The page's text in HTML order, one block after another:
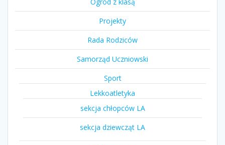
Projekty
Rada Rodziców
Samorząd Uczniowski
Sport
Lekkoatletyka
sekcja chłopców LA
sekcja dziewcząt LA